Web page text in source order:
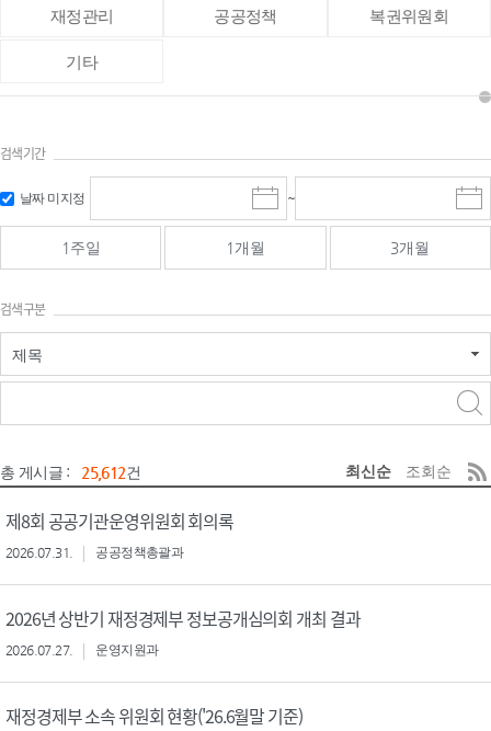
재정관리 공공정책 복권위원회
기타
검색기간
날짜 미지정
시
작
일
선
~
종
료
선
1주일 1개월 3개월
검색구분
제목
총 게시글 : 25,612건 최신순 조회순
제8회 공공기관운영위원회 회의록
2026.07.31. 공공정책총괄과
2026년 상반기 재정경제부 정보공개심의회 개최 결과
2026.07.27. 운영지원과
재정경제부 소속 위원회 현황('26.6월말 기준)